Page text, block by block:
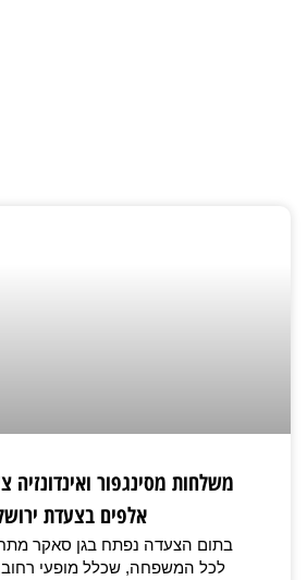
משלחות מסינגפור
אלפים בצעדת
בתום הצעדה נפתח בגן סאקר
לכל המשפחה, שכלל מופעי רחוב,